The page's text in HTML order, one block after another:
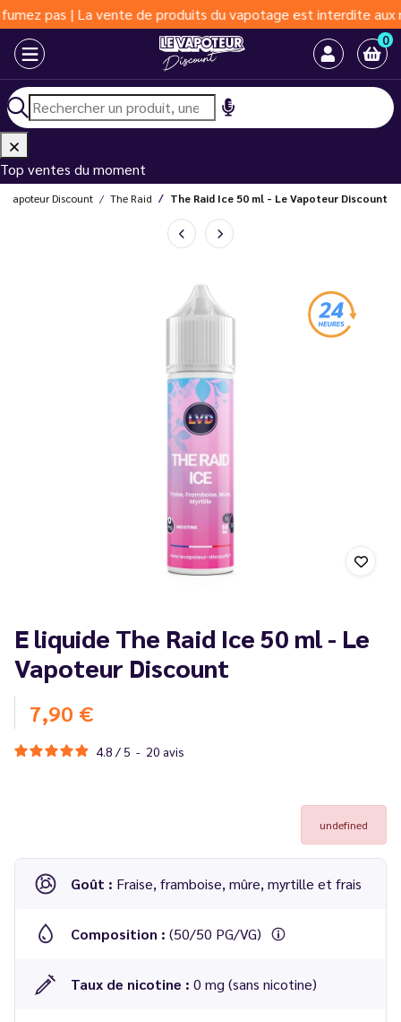
| La vente de produits du vapotage est interdite aux moins
0
Top ventes du moment
Vapoteur Discount The Raid The Raid Ice 50 ml - Le Vapoteur Discount
E liquide The Raid Ice 50 ml - Le
Vapoteur Discount
7,90 €
4.8 / 5 - 20 avis
undefined
Goût : Fraise, framboise, mûre, myrtille et frais
Composition : (50/50 PG/VG)
Taux de nicotine : 0 mg (sans nicotine)